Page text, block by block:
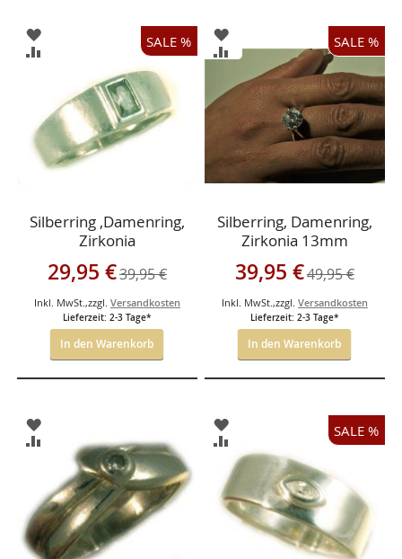
SALE %
ZUR
WUNSCHLISTE
ZUR
VERGLEICHSLISTE
HINZUFÜGEN
Silberring ,Damenring,
Zirkonia
Sonderangebot
29,95 €39,95 €
Inkl. MwSt.,zzgl. Versandkosten
Lieferzeit: 2-3 Tage*
In den Warenkorb
SALE %
ZUR
WUNSCHLISTE
HINZUFÜGEN
ZUR
VERGLEICHSLISTE
HINZUFÜGEN
Silberring, Damenring,
Zirkonia 13mm
Sonderangebot
39,95 €49,95 €
Inkl. MwSt.,zzgl. Versandkosten
Lieferzeit: 2-3 Tage*
In den Warenkorb
ZUR
WUNSCHLISTE
HINZUFÜGEN
ZUR
VERGLEICHSLISTE
HINZUFÜGEN
SALE %
ZUR
WUNSCHLISTE
HINZUFÜGEN
ZUR
VERGLEICHSLISTE
HINZUFÜGEN